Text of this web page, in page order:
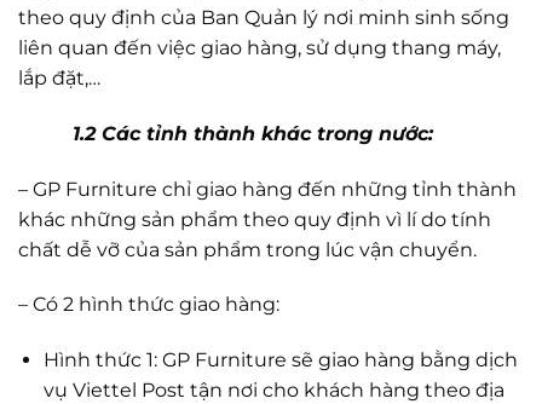
theo quy định của Ban Quản lý nơi minh sinh sống
liên quan đến việc giao hàng, sử dụng thang máy,
lắp đặt,…
1.2 Các tỉnh thành khác trong nước:
– GP Furniture chỉ giao hàng đến những tỉnh thành
khác những sản phẩm theo quy định vì lí do tính
chất dễ vỡ của sản phẩm trong lúc vận chuyển.
– Có 2 hình thức giao hàng:
Hình thức 1: GP Furniture sẽ giao hàng bằng dịch
vụ Viettel Post tận nơi cho khách hàng theo địa